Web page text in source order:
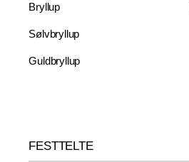
Bryllup
Sølvbryllup
Guldbryllup
FESTTELTE